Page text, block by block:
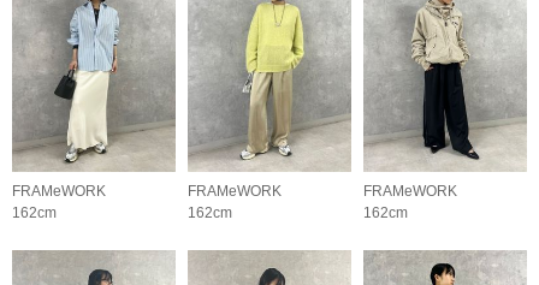
FRAMeWORK
162cm
FRAMeWORK
162cm
FRAMeWORK
162cm